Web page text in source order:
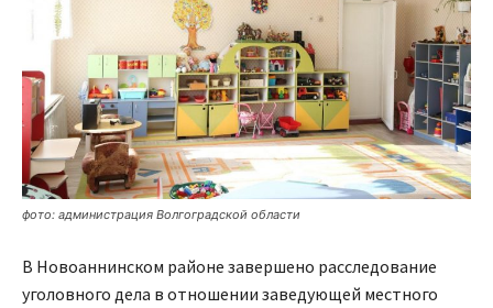
фото: администрация Волгоградской области
В Новоаннинском районе завершено расследование
уголовного дела в отношении заведующей местного